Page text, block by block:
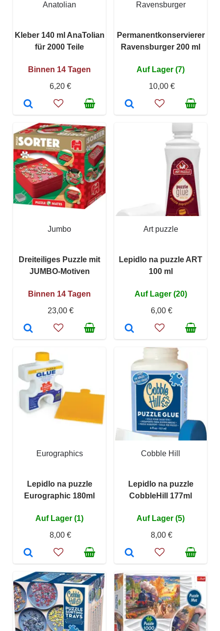
Anatolian
Kleber 140 ml AnaTolian
für 2000 Teile
Binnen 14 Tagen
6,20 €
Ravensburger
Permanentkonservierer
Ravensburger 200 ml
Auf Lager (7)
10,00 €
Jumbo
Dreiteiliges Puzzle mit
JUMBO-Motiven
Binnen 14 Tagen
23,00 €
Art puzzle
Lepidlo na puzzle ART
100 ml
Auf Lager (20)
6,00 €
Eurographics
Lepidlo na puzzle
Eurographic 180ml
Auf Lager (1)
8,00 €
Cobble Hill
Lepidlo na puzzle
CobbleHill 177ml
Auf Lager (5)
8,00 €